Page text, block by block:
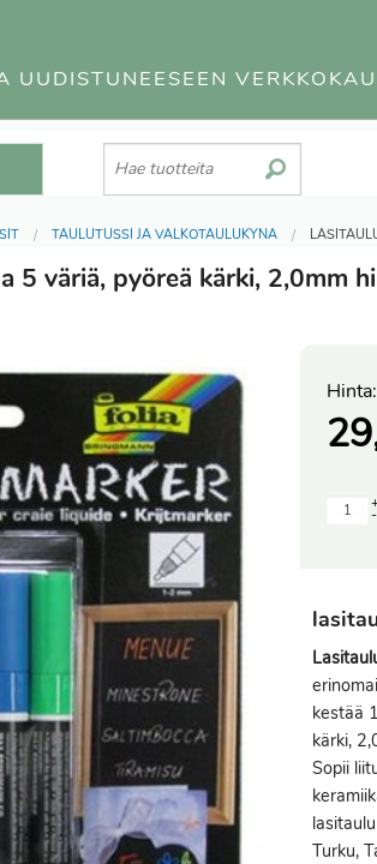
UUDISTUNEESEEN
TAULUTUSSI JA VALKOTAULUKYNÄ
5 väriä, pyöreä kärki, 2,0mm
Hinta:
-
kestää
kärki,
Sopii
Turku,